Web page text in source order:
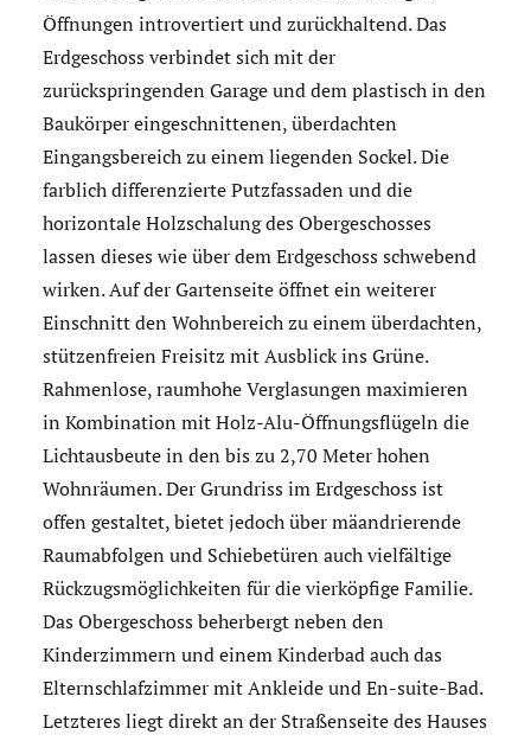
Öffnungen introvertiert und zurückhaltend. Das
Erdgeschoss verbindet sich mit der
zurückspringenden Garage und dem plastisch in den
Baukörper eingeschnittenen, überdachten
Eingangsbereich zu einem liegenden Sockel. Die
farblich differenzierte Putzfassaden und die
horizontale Holzschalung des Obergeschosses
lassen dieses wie über dem Erdgeschoss schwebend
wirken. Auf der Gartenseite öffnet ein weiterer
Einschnitt den Wohnbereich zu einem überdachten,
stützenfreien Freisitz mit Ausblick ins Grüne.
Rahmenlose, raumhohe Verglasungen maximieren
in Kombination mit Holz-Alu-Öffnungsflügeln die
Lichtausbeute in den bis zu 2,70 Meter hohen
Wohnräumen. Der Grundriss im Erdgeschoss ist
offen gestaltet, bietet jedoch über mäandrierende
Raumabfolgen und Schiebetüren auch vielfältige
Rückzugsmöglichkeiten für die vierköpfige Familie.
Das Obergeschoss beherbergt neben den
Kinderzimmern und einem Kinderbad auch das
Elternschlafzimmer mit Ankleide und En-suite-Bad.
Letzteres liegt direkt an der Straßenseite des Hauses